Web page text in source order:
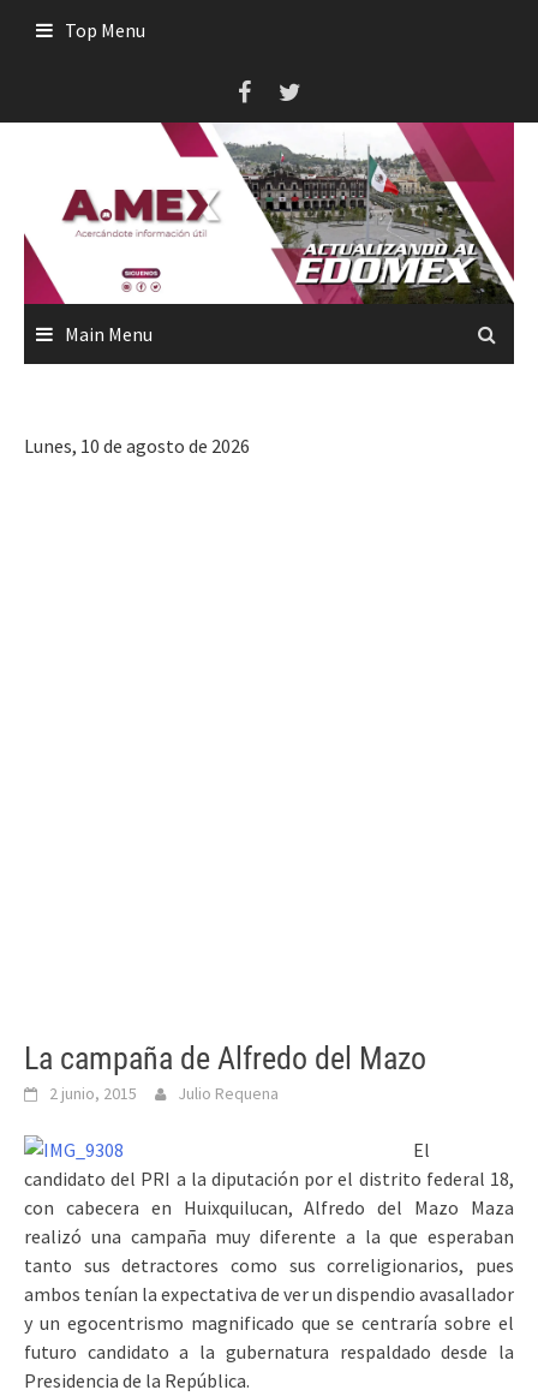
Top Menu
Main Menu
Lunes, 10 de agosto de 2026
La campaña de Alfredo del Mazo
2 junio, 2015 Julio Requena
El
candidato del PRI a la diputación por el distrito federal 18,
con cabecera en Huixquilucan, Alfredo del Mazo Maza
realizó una campaña muy diferente a la que esperaban
tanto sus detractores como sus correligionarios, pues
ambos tenían la expectativa de ver un dispendio avasallador
y un egocentrismo magnificado que se centraría sobre el
futuro candidato a la gubernatura respaldado desde la
Presidencia de la República.